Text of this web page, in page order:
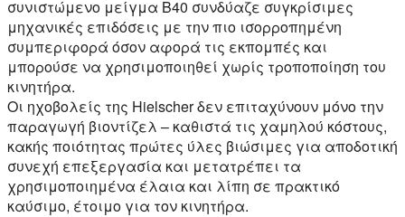
συνιστώμενο μείγμα B40 συνδύαζε συγκρίσιμες
μηχανικές επιδόσεις με την πιο ισορροπημένη
συμπεριφορά όσον αφορά τις εκπομπές και
μπορούσε να χρησιμοποιηθεί χωρίς τροποποίηση του
κινητήρα.
Οι ηχοβολείς της Hielscher δεν επιταχύνουν μόνο την
παραγωγή βιοντίζελ – καθιστά τις χαμηλού κόστους,
κακής ποιότητας πρώτες ύλες βιώσιμες για αποδοτική
συνεχή επεξεργασία και μετατρέπει τα
χρησιμοποιημένα έλαια και λίπη σε πρακτικό
καύσιμο, έτοιμο για τον κινητήρα.